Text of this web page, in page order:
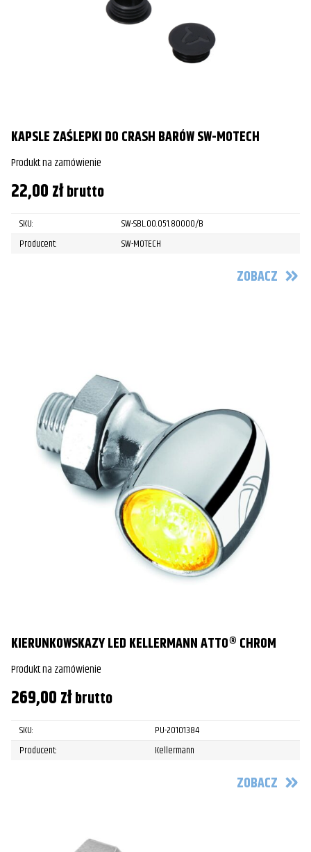
KAPSLE ZAŚLEPKI DO CRASH BARÓW SW-MOTECH
Produkt na zamówienie
22,00złbrutto
SKU:
SW-SBL.00.051.80000/B
Producent:
SW-MOTECH
ZOBACZ
KIERUNKOWSKAZY LED KELLERMANN ATTO® CHROM
Produkt na zamówienie
269,00złbrutto
SKU:
PU-20101384
Producent:
Kellermann
ZOBACZ